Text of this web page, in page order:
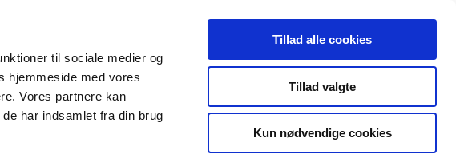
til sociale medier og
hjemmeside med vores
Vores partnere kan
har indsamlet fra din brug
Tillad alle cookies
Tillad valgte
Kun nødvendige cookies
+45 44 85 90 00
Ny kunde
os
Ledningskanaler Opmærkning Forgreningsmateriel